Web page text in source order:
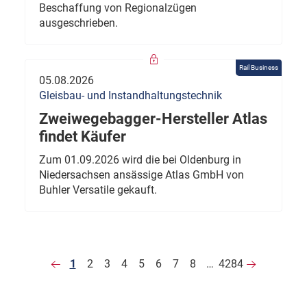
Beschaffung von Regionalzügen
ausgeschrieben.
Rail Business
05.08.2026
Gleisbau- und Instandhaltungstechnik
Zweiwegebagger-Hersteller Atlas
findet Käufer
Zum 01.09.2026 wird die bei Oldenburg in
Niedersachsen ansässige Atlas GmbH von
Buhler Versatile gekauft.
1 2 3 4 5 6 7 8 … 4284